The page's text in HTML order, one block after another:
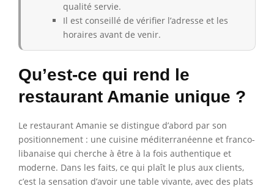
qualité servie.
Il est conseillé de vérifier l’adresse et les
horaires avant de venir.
Qu’est-ce qui rend le
restaurant Amanie unique ?
Le restaurant Amanie se distingue d’abord par son
positionnement : une cuisine méditerranéenne et franco-
libanaise qui cherche à être à la fois authentique et
moderne. Dans les faits, ce qui plaît le plus aux clients,
c’est la sensation d’avoir une table vivante, avec des plats